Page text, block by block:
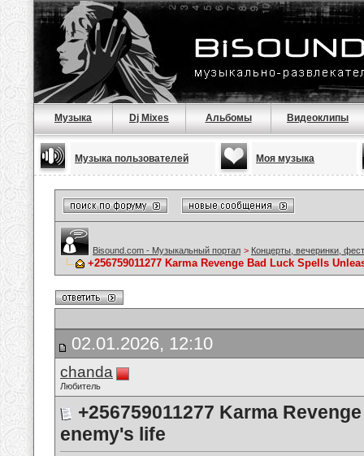
Музыка Dj Mixes Альбомы Видеоклипы
Музыка пользователей Моя музыка
Bisound.com - Музыкальный портал > Концерты, вечеринки,
+256759011277 Karma Revenge Bad Luck Spells
02.01.2026, 12:10
chanda
Любитель
+256759011277 Karma
enemy's life